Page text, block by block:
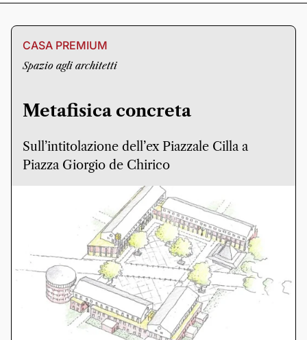
CASA PREMIUM
Spazio agli architetti
Metafisica concreta
Sull’intitolazione dell’ex Piazzale Cilla a
Piazza Giorgio de Chirico